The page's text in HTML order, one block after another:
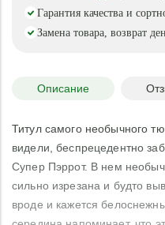
Гарантия качества и
Замена товара, возврат
Описание
Титул самого необычного
видели, беспрецедентно
Супер Пэррот. В нем
сильно изрезана и будто
вроде и кажется